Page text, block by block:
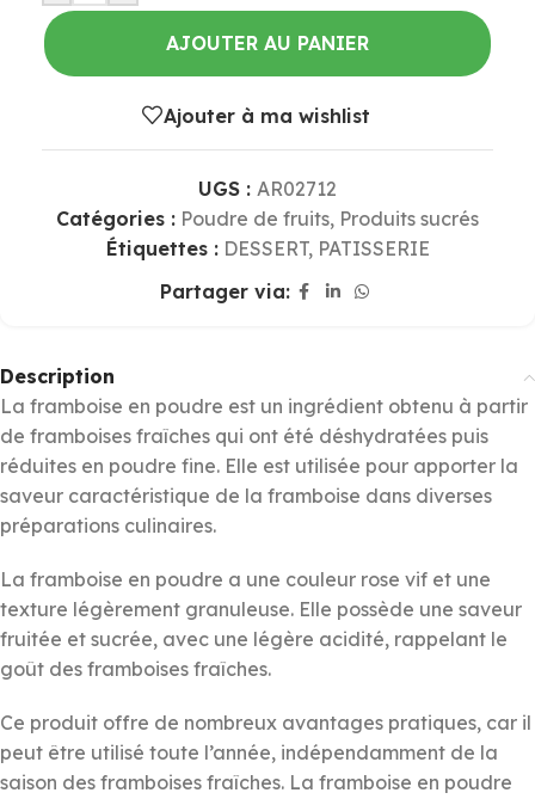
AJOUTER AU PANIER
Ajouter à ma wishlist
UGS : AR02712
Catégories : Poudre de fruits, Produits sucrés
Étiquettes : DESSERT, PATISSERIE
Partager via:
Description
La framboise en poudre est un ingrédient obtenu à partir
de framboises fraîches qui ont été déshydratées puis
réduites en poudre fine. Elle est utilisée pour apporter la
saveur caractéristique de la framboise dans diverses
préparations culinaires.
La framboise en poudre a une couleur rose vif et une
texture légèrement granuleuse. Elle possède une saveur
fruitée et sucrée, avec une légère acidité, rappelant le
goût des framboises fraîches.
Ce produit offre de nombreux avantages pratiques, car il
peut être utilisé toute l’année, indépendamment de la
saison des framboises fraîches. La framboise en poudre